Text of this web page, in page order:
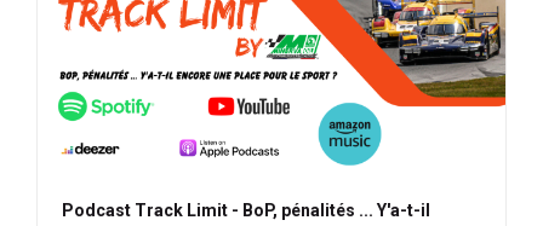
Podcast Track Limit - BoP, pénalités ... Y'a-t-il